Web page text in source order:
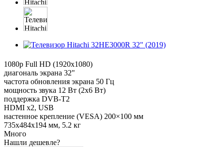
1080p Full HD (1920x1080)
диагональ экрана 32"
частота обновления экрана 50 Гц
мощность звука 12 Вт (2х6 Вт)
поддержка DVB-T2
HDMI x2, USB
настенное крепление (VESA) 200×100 мм
735x484x194 мм, 5.2 кг
Много
Нашли дешевле?